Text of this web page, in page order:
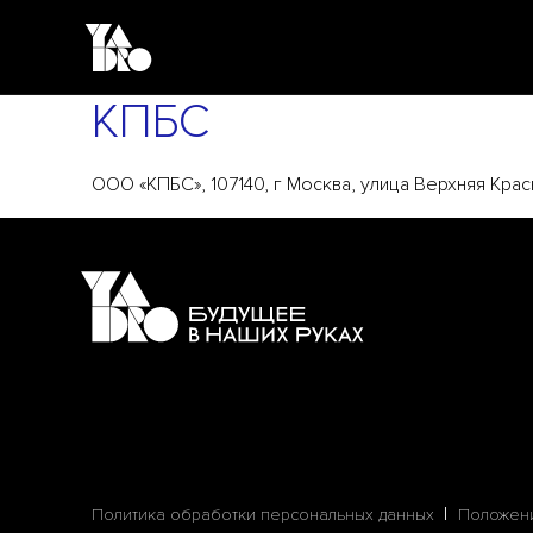
КПБС
ООО «КПБС», 107140, г Москва, улица Верхняя
Политика обработки персональных данных